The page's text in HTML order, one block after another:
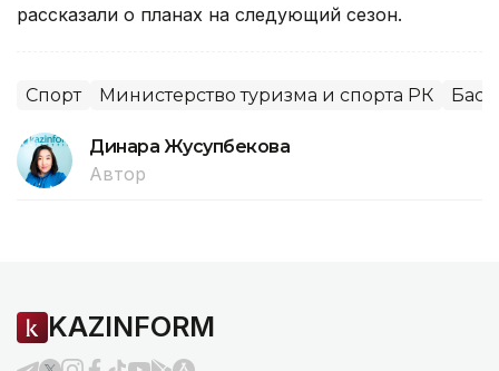
рассказали о планах на следующий сезон.
Спорт Министерство туризма и спорта РК
Динара Жусупбекова
Автор
KAZINFORM